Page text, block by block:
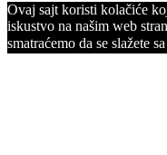
Ovaj sajt koristi kolačiće
iskustvo na našim web
smatraćemo da se slažete